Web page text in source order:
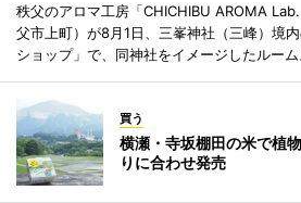
秩父のアロマ工房「CHICHIBU AROMA
父市上町）が8月1日、三峯神社（三峰）境
ショップ」で、同神社をイメージしたルーム
買う
横瀬・寺坂棚田の米で植
りに合わせ発売